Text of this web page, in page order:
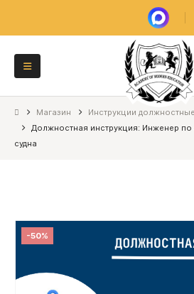
Магазин Инструкции должностные
Должностная инструкция: Инженер по
судна
-50%